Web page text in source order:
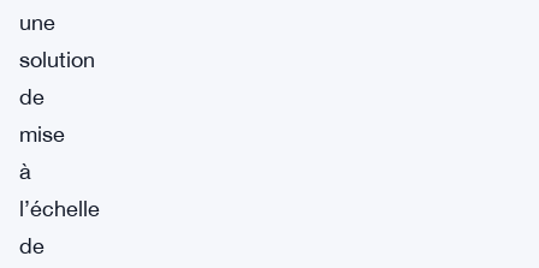
une
solution
de
mise
à
l’échelle
de